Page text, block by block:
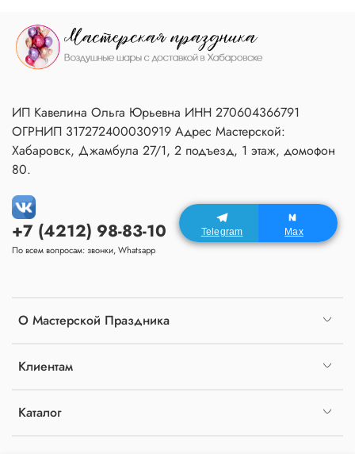
О Мастерской Праздника
Клиентам
Каталог
+7 (4212) 98-83-10
По всем вопросам: звонки, Whatsapp
ИП Кавелина Ольга Юрьевна ИНН 270604366791
ОГРНИП 317272400030919 Адрес Мастерской:
Хабаровск, Джамбула 27/1, 2 подъезд, 1 этаж, домофон
80.
Telegram Max